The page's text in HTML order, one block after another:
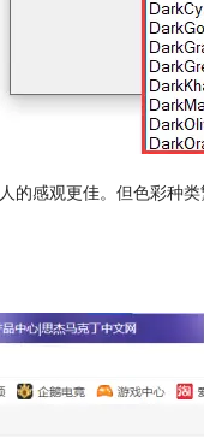
感观更佳。但色彩种